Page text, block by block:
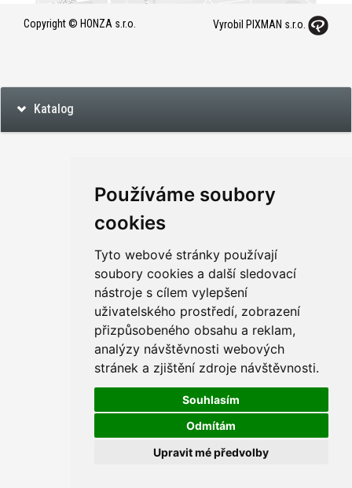
Používáme soubory
cookies
Tyto webové stránky používají
soubory cookies a další sledovací
nástroje s cílem vylepšení
uživatelského prostředí, zobrazení
přizpůsobeného obsahu a reklam,
analýzy návštěvnosti webových
stránek a zjištění zdroje návštěvnosti.
Souhlasím
Odmítám
Upravit mé předvolby
Copyright © HONZA s.r.o. Vyrobil PIXMAN s.r.o.
Katalog